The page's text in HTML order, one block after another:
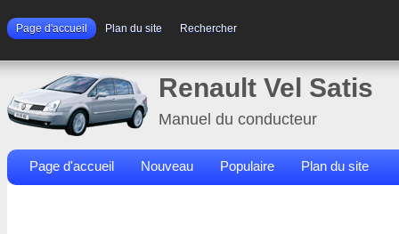
Page d'accueil Plan du site Rechercher
Renault Vel Satis
Manuel du conducteur
Page d'accueil Nouveau Populaire Plan du site